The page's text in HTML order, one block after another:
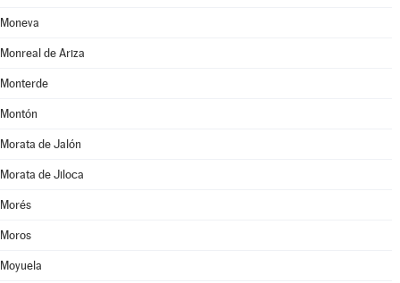
Moneva
Monreal de Ariza
Monterde
Montón
Morata de Jalón
Morata de Jiloca
Morés
Moros
Moyuela